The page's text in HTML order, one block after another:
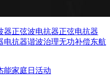
器正弦波电抗器正弦电抗器
电抗器谐波治理无功补偿东航
能家庭日活动